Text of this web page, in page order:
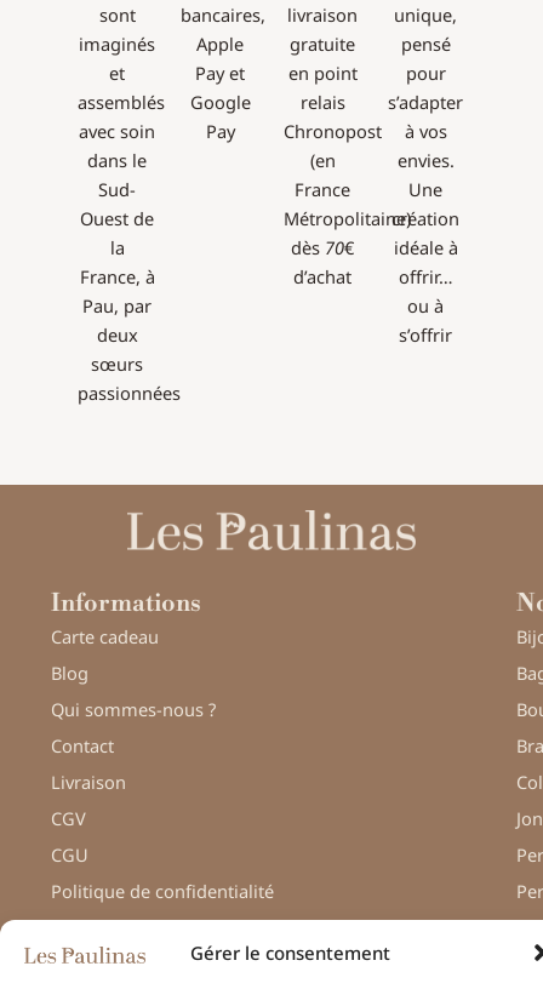
Gérer le consentement
sont
imaginés
et
assemblés
avec soin
dans le
Sud-
Ouest de
la
France, à
Pau, par
deux
sœurs
passionnées
bancaires,
Apple
Pay et
Google
Pay
livraison
gratuite
en point
relais
Chronopost
(en
France
Métropolitaine)
dès 70€
d’achat
unique,
pensé
pour
s’adapter
à vos
envies.
Une
création
idéale à
offrir…
ou à
s’offrir
Informations
Carte cadeau
Blog
Qui sommes-nous ?
Contact
Livraison
CGV
CGU
Politique de confidentialité